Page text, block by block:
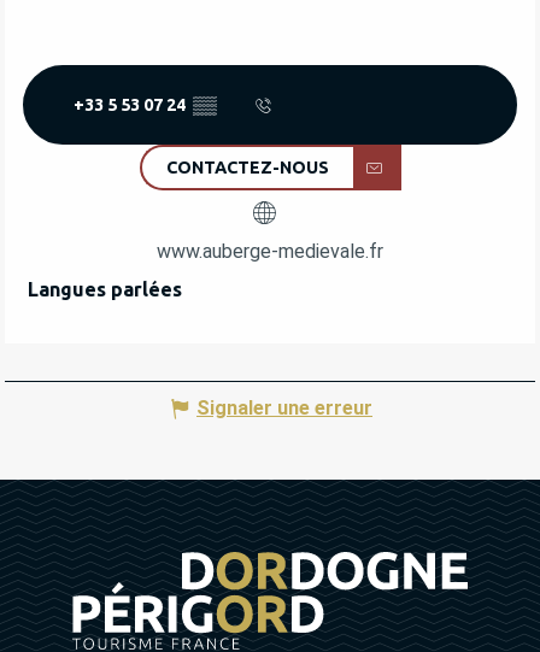
+33 5 53 07 24 ▒▒
CONTACTEZ-NOUS
www.auberge-medievale.fr
Langues parlées
Langues parlées
Signaler une erreur